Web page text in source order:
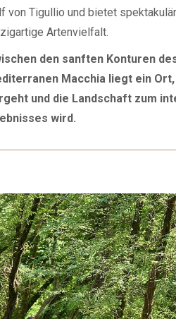
von Tigullio und bietet
Artenvielfalt.
den sanften Konturen
Macchia liegt ein
und die Landschaft zum
wird.